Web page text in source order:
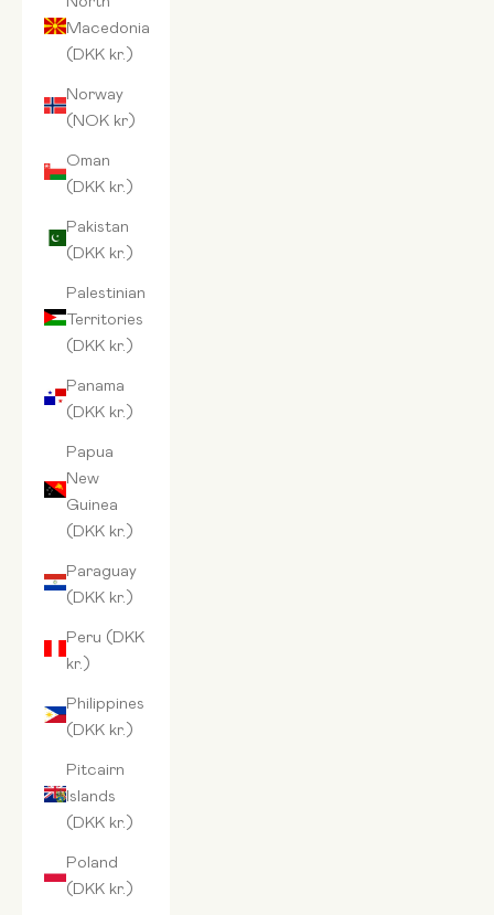
Macedonia
(DKK kr.)
Norway
(NOK kr)
Oman
(DKK kr.)
Pakistan
(DKK kr.)
Palestinian
Territories
(DKK kr.)
Panama
(DKK kr.)
Papua
New
Guinea
(DKK kr.)
Paraguay
(DKK kr.)
Peru (DKK
kr.)
Philippines
(DKK kr.)
Pitcairn
Islands
(DKK kr.)
Poland
(DKK kr.)